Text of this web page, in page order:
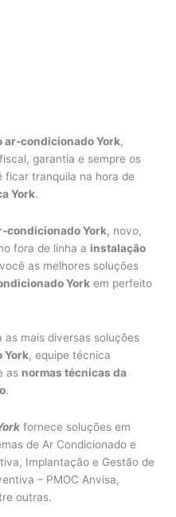
ar-condicionado York,
garantia e sempre os
ficar tranquila na hora de
York.
condicionado York, novo,
fora de linha a instalação
as melhores soluções
York em perfeito
mais diversas soluções
York, equipe técnica
as normas técnicas da
.
fornece soluções em
de Ar Condicionado e
Implantação e Gestão de
– PMOC Anvisa,
outras.